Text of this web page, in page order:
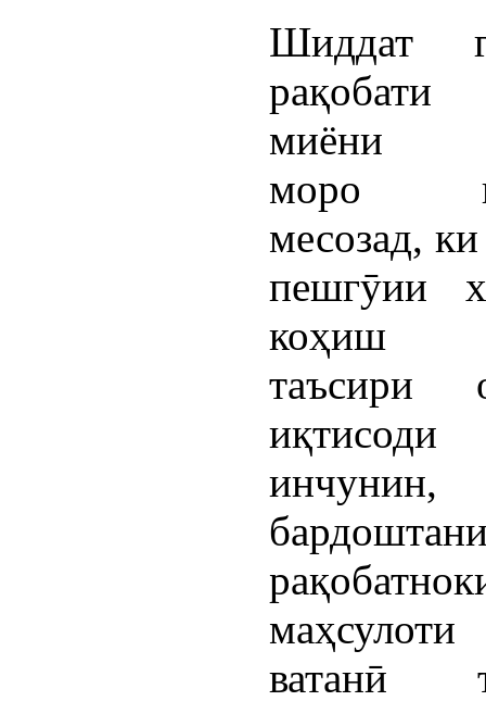
Шиддат
рақобати
миёни
моро
месозад,
пешгӯии
коҳиш
таъсири
маҳсулоти
ватанӣ